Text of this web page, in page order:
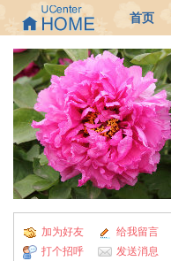
首页
加为好友
给我留言
打个招呼
发送消息